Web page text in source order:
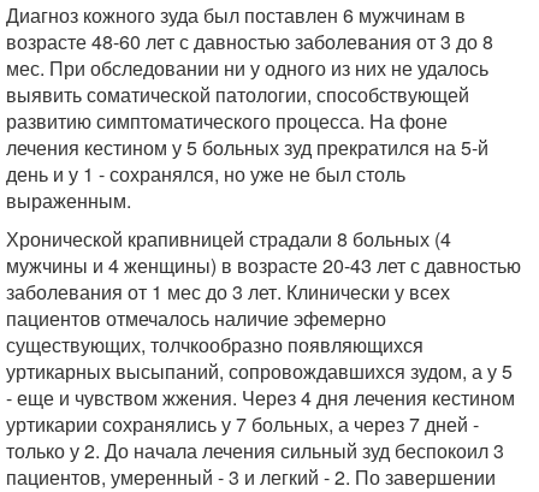
Диагноз кожного зуда был поставлен 6 мужчинам в
возрасте 48-60 лет с давностью заболевания от 3 до 8
мес. При обследовании ни у одного из них не удалось
выявить соматической патологии, способствующей
развитию симптоматического процесса. На фоне
лечения кестином у 5 больных зуд прекратился на 5-й
день и у 1 - сохранялся, но уже не был столь
выраженным.
Хронической крапивницей страдали 8 больных (4
мужчины и 4 женщины) в возрасте 20-43 лет с давностью
заболевания от 1 мес до 3 лет. Клинически у всех
пациентов отмечалось наличие эфемерно
существующих, толчкообразно появляющихся
уртикарных высыпаний, сопровождавшихся зудом, а у 5
- еще и чувством жжения. Через 4 дня лечения кестином
уртикарии сохранялись у 7 больных, а через 7 дней -
только у 2. До начала лечения сильный зуд беспокоил 3
пациентов, умеренный - 3 и легкий - 2. По завершении